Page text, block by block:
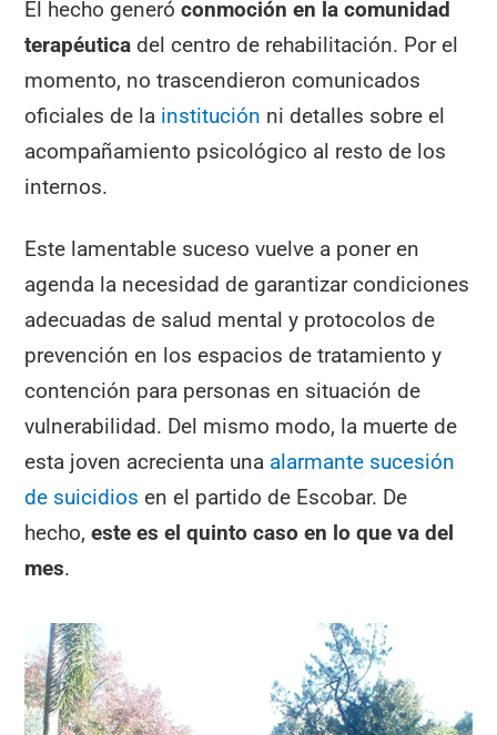
El hecho generóconmoción en la comunidad
terapéutica del centro de rehabilitación. Por el
momento, no trascendieron comunicados
oficiales de la institución ni detalles sobre el
acompañamiento psicológico al resto de los
internos.
Este lamentable suceso vuelve a poner en
agenda la necesidad de garantizar condiciones
adecuadas de salud mental y protocolos de
prevención en los espacios de tratamiento y
contención para personas en situación de
vulnerabilidad. Del mismo modo, la muerte de
esta joven acrecienta una alarmante sucesión
de suicidios en el partido de Escobar. De
hecho,este es el quinto caso en lo que va del
mes.